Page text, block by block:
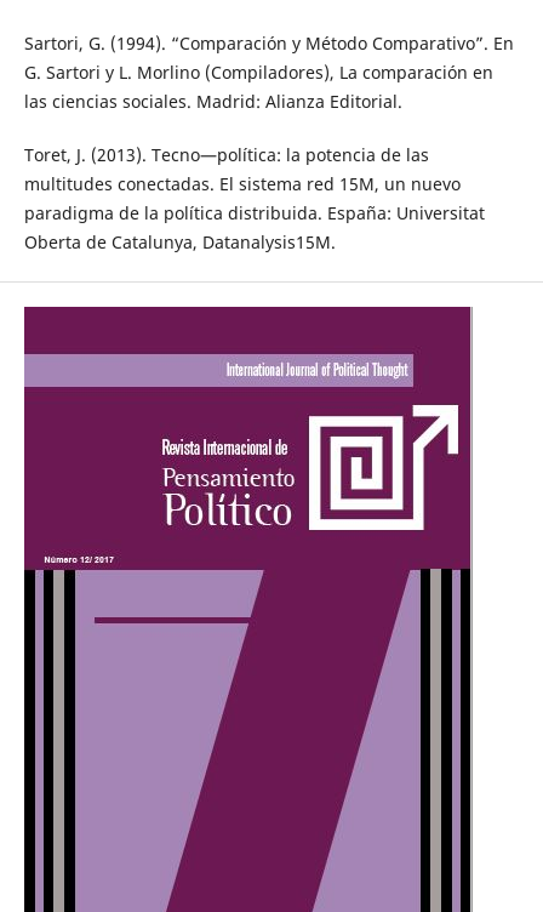
Sartori, G. (1994). “Comparación y Método Comparativo”. En
G. Sartori y L. Morlino (Compiladores), La comparación en
las ciencias sociales. Madrid: Alianza Editorial.
Toret, J. (2013). Tecno—política: la potencia de las
multitudes conectadas. El sistema red 15M, un nuevo
paradigma de la política distribuida. España: Universitat
Oberta de Catalunya, Datanalysis15M.